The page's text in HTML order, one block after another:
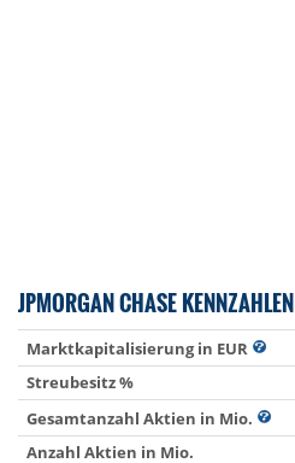
JPMORGAN CHASE KENNZAHLEN
Marktkapitalisierung in EUR
Streubesitz %
Gesamtanzahl Aktien in Mio.
Anzahl Aktien in Mio.